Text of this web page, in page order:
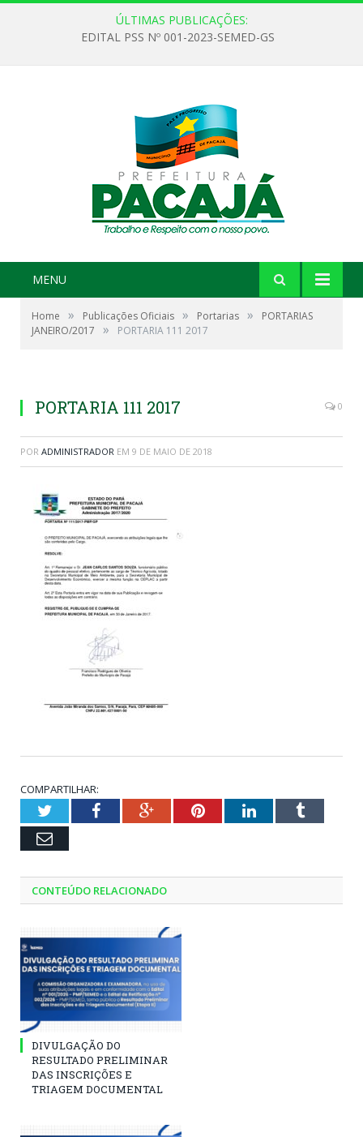
ÚLTIMAS PUBLICAÇÕES:
EDITAL PSS Nº 001-2023-SEMED-GS
MENU
Home » Publicações Oficiais » Portarias »
PORTARIAS
JANEIRO/2017
» PORTARIA 111 2017
PORTARIA 111 2017 0
POR ADMINISTRADOR EM 9 DE MAIO DE 2018
COMPARTILHAR:
TwitterFacebookGoogle+PinterestLinkedInTumblr
Email
CONTEÚDO RELACIONADO
DIVULGAÇÃO DO
RESULTADO PRELIMINAR
DAS INSCRIÇÕES E
TRIAGEM DOCUMENTAL